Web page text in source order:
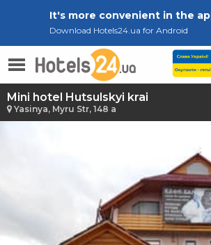
It's more convenient in the
Download Hotels24.ua for Android
Mini hotel Hutsulskyi krai
Yasinya, Myru Str, 148 a